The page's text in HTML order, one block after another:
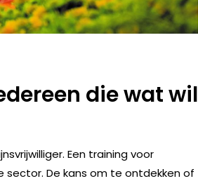
die wat wil
Een training voor
sector. De kans om te ontdekken of